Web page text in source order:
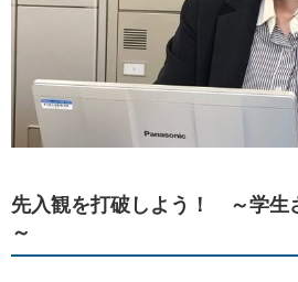
先入観を打破しよう！ ～学生
～